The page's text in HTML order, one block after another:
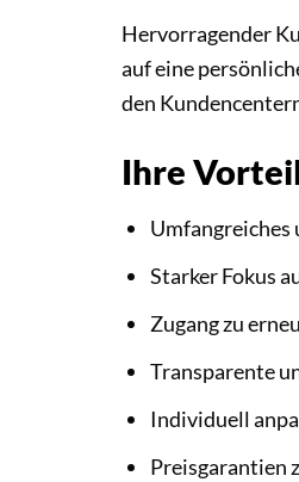
Hervorragender
auf eine
den
Ihre
Umfangreiches
Starker Fokus
Zugang zu
Transparente
Individuell
Preisgarantien